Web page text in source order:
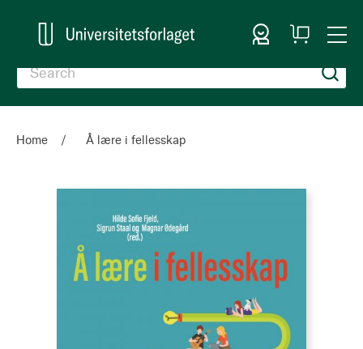
Sign In
My
Cart
Home Å lære i fellesskap